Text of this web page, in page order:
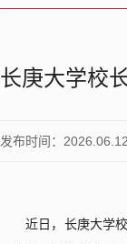
长庚大学校
发布时间：2026.06.12
近日，长庚大学